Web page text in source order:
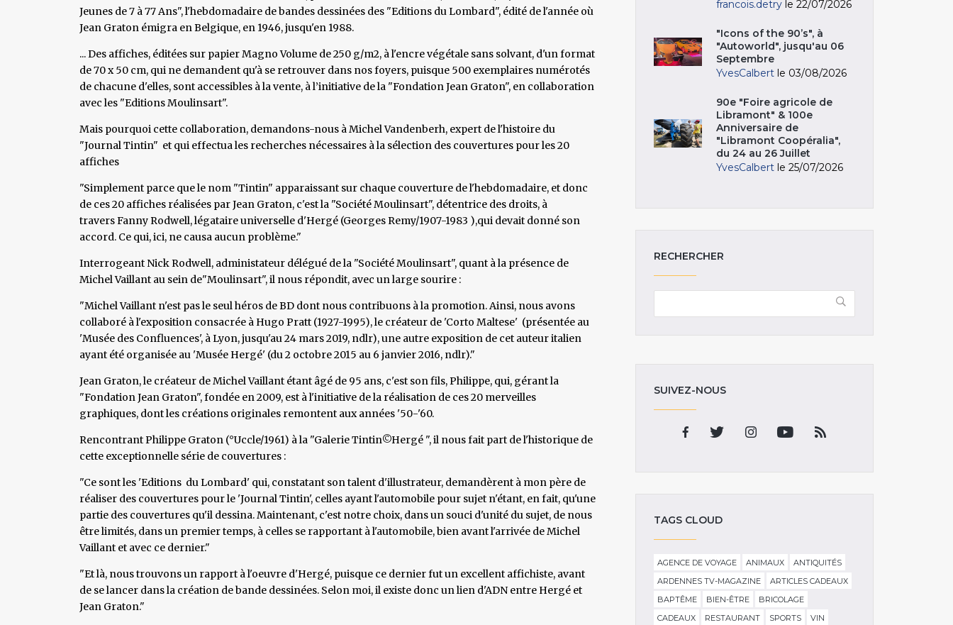
Jeunes de 7 à 77 Ans", l'hebdomadaire de bandes dessinées des "Editions du Lombard", édité de l'année où
Jean Graton émigra en Belgique, en 1946, jusqu'en 1988.
... Des affiches, éditées sur papier Magno Volume de 250 g/m2, à l'encre végétale sans solvant, d'un format
de 70 x 50 cm, qui ne demandent qu'à se retrouver dans nos foyers, puisque 500 exemplaires numérotés
de chacune d'elles, sont accessibles à la vente, à l’initiative de la "Fondation Jean Graton", en collaboration
avec les "Editions Moulinsart".
Mais pourquoi cette collaboration, demandons-nous à Michel Vandenberh, expert de l'histoire du
"Journal Tintin" et qui effectua les recherches nécessaires à la sélection des couvertures pour les 20
affiches
"Simplement parce que le nom "Tintin" apparaissant sur chaque couverture de l'hebdomadaire, et donc
de ces 20 affiches réalisées par Jean Graton, c'est la "Société Moulinsart", détentrice des droits, à
travers Fanny Rodwell, légataire universelle d'Hergé (Georges Remy/1907-1983 ),qui devait donné son
accord. Ce qui, ici, ne causa aucun problème."
Interrogeant Nick Rodwell, administateur délégué de la "Société Moulinsart", quant à la présence de
Michel Vaillant au sein de"Moulinsart", il nous répondit, avec un large sourire :
"Michel Vaillant n'est pas le seul héros de BD dont nous contribuons à la promotion. Ainsi, nous avons
collaboré à l'exposition consacrée à Hugo Pratt (1927-1995), le créateur de 'Corto Maltese' (présentée au
'Musée des Confluences', à Lyon, jusqu'au 24 mars 2019, ndlr), une autre exposition de cet auteur italien
ayant été organisée au 'Musée Hergé' (du 2 octobre 2015 au 6 janvier 2016, ndlr)."
Jean Graton, le créateur de Michel Vaillant étant âgé de 95 ans, c'est son fils, Philippe, qui, gérant la
"Fondation Jean Graton", fondée en 2009, est à l'initiative de la réalisation de ces 20 merveilles
graphiques, dont les créations originales remontent aux années '50-'60.
Rencontrant Philippe Graton (°Uccle/1961) à la "Galerie Tintin©Hergé ", il nous fait part de l'historique de
cette exceptionnelle série de couvertures :
"Ce sont les 'Editions du Lombard' qui, constatant son talent d'illustrateur, demandèrent à mon père de
réaliser des couvertures pour le 'Journal Tintin', celles ayant l'automobile pour sujet n'étant, en fait, qu'une
partie des couvertures qu'il dessina. Maintenant, c'est notre choix, dans un souci d'unité du sujet, de nous
être limités, dans un premier temps, à celles se rapportant à l'automobile, bien avant l'arrivée de Michel
Vaillant et avec ce dernier."
"Et là, nous trouvons un rapport à l'oeuvre d'Hergé, puisque ce dernier fut un excellent affichiste, avant
de se lancer dans la création de bande dessinées. Selon moi, il existe donc un lien d'ADN entre Hergé et
Jean Graton."
francois.detry le 22/07/2026
"Icons of the 90’s", à
"Autoworld", jusqu'au 06
Septembre
YvesCalbert le 03/08/2026
90e "Foire agricole de
Libramont" & 100e
Anniversaire de
"Libramont Coopéralia",
du 24 au 26 Juillet
YvesCalbert le 25/07/2026
RECHERCHER
SUIVEZ-NOUS
TAGS CLOUD
AGENCE DE VOYAGE ANIMAUX
ANTIQUITÉS
ARDENNES TV-MAGAZINE
ARTICLES CADEAUX
BAPTÊME
BIEN-ÊTRE
BRICOLAGE
CADEAUX
RESTAURANT SPORTS VIN